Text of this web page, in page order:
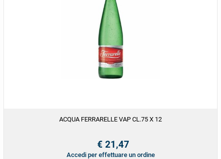
ACQUA FERRARELLE VAP CL.75 X 12
€ 21,47
Accedi per effettuare un ordine